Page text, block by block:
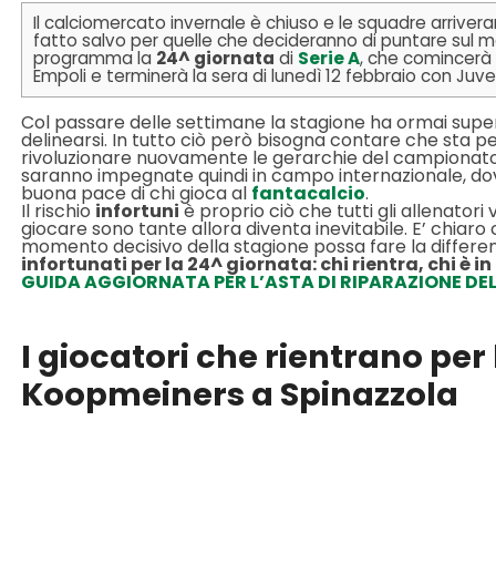
Il calciomercato invernale è chiuso e le squadre
fatto salvo per quelle che decideranno di puntare sul
programma la 24^ giornata di Serie A, che
Empoli e terminerà la sera di lunedì 12 febbraio con
Col passare delle settimane la stagione ha ormai
delinearsi. In tutto ciò però bisogna contare che sta
rivoluzionare nuovamente le gerarchie del
saranno impegnate quindi in campo internazionale,
buona pace di chi gioca al fantacalcio.
Il rischio infortuniè proprio ciò che tutti gli allenatori
giocare sono tante allora diventa inevitabile. E’
momento decisivo della stagione possa fare la
infortunati per la 24^ giornata: chi rientra, chi è
GUIDA AGGIORNATA PER L’ASTA DI RIPARAZIONE
I giocatori che rientrano
Koopmeiners a Spinazzola